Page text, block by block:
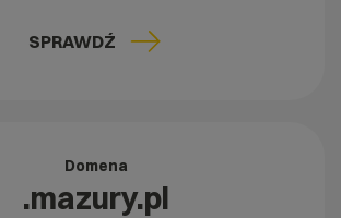
SPRAWDŹ
Domena
.mazury.pl